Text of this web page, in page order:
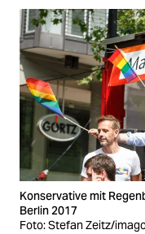
nord
wahrheit
verlag
verlag
veranstaltungen
shop
fragen & hilfe
Konservative mit
Berlin 2017
Foto: Stefan Zeitz/